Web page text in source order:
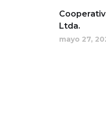
Ltda.
mayo 27,